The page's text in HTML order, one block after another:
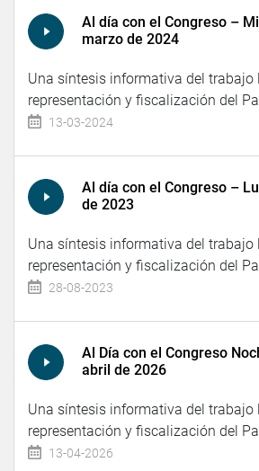
Al día con el Congreso –
marzo de 2024
Una síntesis informativa del trabajo
representación y fiscalización del
13-03-2024
Al día con el Congreso –
de 2023
Una síntesis informativa del trabajo
representación y fiscalización del
28-08-2023
Al Día con el Congreso
abril de 2026
Una síntesis informativa del trabajo
representación y fiscalización del
13-04-2026